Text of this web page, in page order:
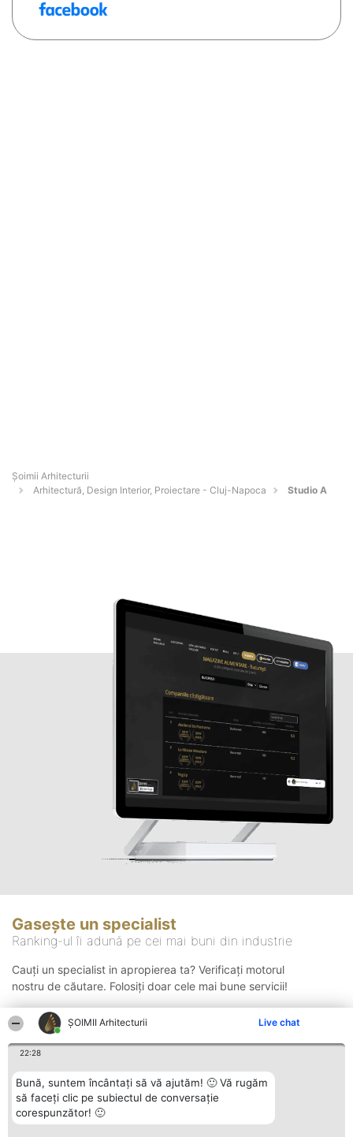
ȘOIMII Arhitecturii Live chat
22:28
Bună, suntem încântați să vă ajutăm! 🙂 Vă rugăm
să faceți clic pe subiectul de conversație
corespunzător! 🙂
Șoimii Arhitecturii
Arhitectură, Design Interior, Proiectare - Cluj-Napoca
Studio A
Gasește un specialist
Ranking-ul îi adună pe cei mai buni din industrie
Cauți un specialist in apropierea ta? Verificați motorul
nostru de căutare. Folosiți doar cele mai bune servicii!